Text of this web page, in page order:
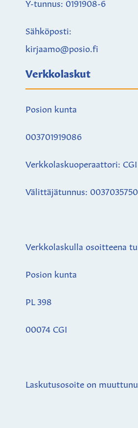
Sähköposti:
kirjaamo@posio.fi
Verkkolaskut
Posion kunta
003701919086
Verkkolaskuoperaattori: CGI
Välittäjätunnus:
Verkkolaskulla osoitteena
Posion kunta
PL 398
00074 CGI
Laskutusosoite on